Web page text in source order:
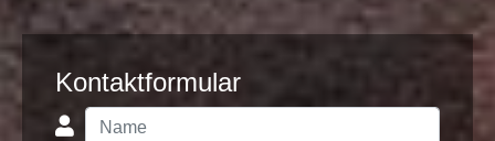
Kontaktformular